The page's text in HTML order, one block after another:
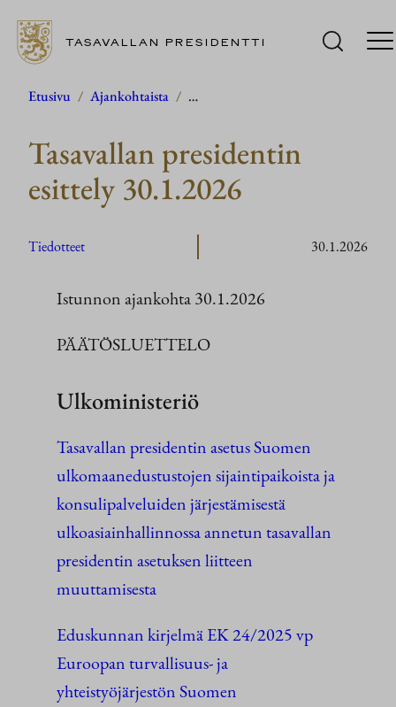
Siirry
TASAVALLAN PRESIDENTTI
Etusivu / Ajankohtaista / …
Tasavallan presidentin
esittely 30.1.2026
Tiedotteet 30.1.2026
Istunnon ajankohta 30.1.2026
PÄÄTÖSLUETTELO
Ulkoministeriö
Tasavallan presidentin asetus Suomen
ulkomaanedustustojen sijaintipaikoista ja
konsulipalveluiden järjestämisestä
ulkoasiainhallinnossa annetun tasavallan
presidentin asetuksen liitteen
muuttamisesta
Eduskunnan kirjelmä EK 24/2025 vp
Euroopan turvallisuus- ja
yhteistyöjärjestön Suomen